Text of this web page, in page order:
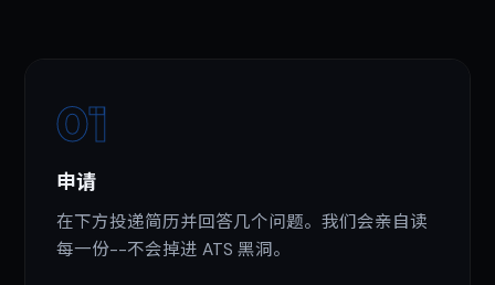
01
申请
在下方投递简历并回答几个问题。我们会亲自读
每一份--不会掉进 ATS 黑洞。